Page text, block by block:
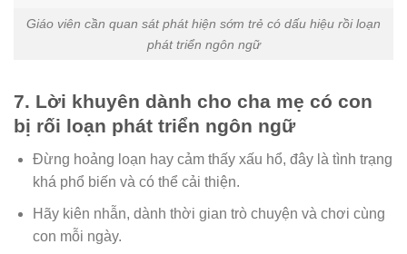
Giáo viên cần quan sát phát hiện sớm trẻ có dấu hiệu rồi loạn
phát triển ngôn ngữ
7. Lời khuyên dành cho cha mẹ có con
bị rối loạn phát triển ngôn ngữ
Đừng hoảng loạn hay cảm thấy xấu hổ, đây là tình trạng
khá phổ biến và có thể cải thiện.
Hãy kiên nhẫn, dành thời gian trò chuyện và chơi cùng
con mỗi ngày.